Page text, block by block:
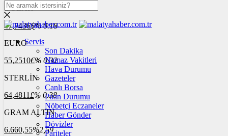
DOLAR
47,7436$% 0.18
EURO
55,2510€% 0.32
STERLİN
64,4811£% 0.38
GRAM ALTIN
6.660,55%2,59
Servis
Son Dakika
Namaz Vakitleri
Hava Durumu
Gazeteler
Canlı Borsa
Puan Durumu
Nöbetçi Eczaneler
Haber Gönder
Dövizler
Pariteler